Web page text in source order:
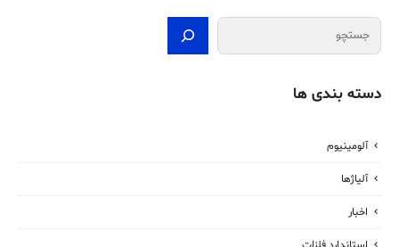
جستجو
دسته بندی ها
آلومینیوم
آلیاژها
اخبار